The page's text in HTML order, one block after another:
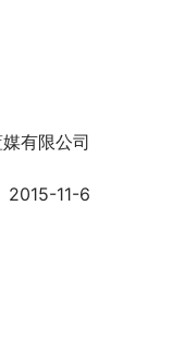
媒有限公司
2015-11-6